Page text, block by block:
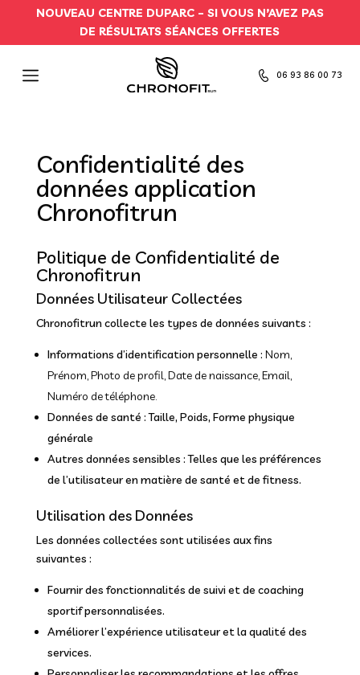
NOUVEAU CENTRE DUPARC – SI VOUS N’AVEZ PAS
DE RÉSULTATS SÉANCES OFFERTES
06 93 86 00 73
Confidentialité des
données application
Chronofitrun
Politique de Confidentialité de
Chronofitrun
Données Utilisateur Collectées
Chronofitrun collecte les types de données suivants :
Informations d’identification personnelle : Nom,
Prénom, Photo de profil, Date de naissance, Email,
Numéro de téléphone.
Données de santé : Taille, Poids, Forme physique
générale
Autres données sensibles : Telles que les préférences
de l’utilisateur en matière de santé et de fitness.
Utilisation des Données
Les données collectées sont utilisées aux fins
suivantes :
Fournir des fonctionnalités de suivi et de coaching
sportif personnalisées.
Améliorer l’expérience utilisateur et la qualité des
services.